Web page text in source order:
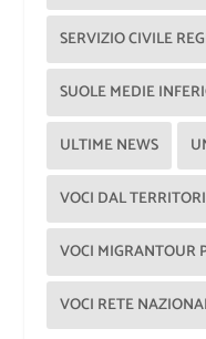
SERVIZIO CIVILE
SUOLE MEDIE
ULTIME NEWS
VOCI DAL
VOCI MIGRANTOUR
VOCI RETE